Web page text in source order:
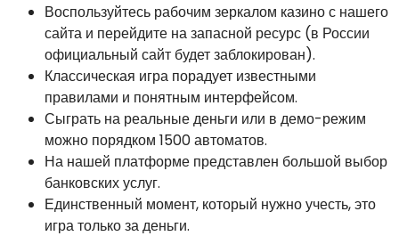
Воспользуйтесь рабочим зеркалом казино с нашего
сайта и перейдите на запасной ресурс (в России
официальный сайт будет заблокирован).
Классическая игра порадует известными
правилами и понятным интерфейсом.
Сыграть на реальные деньги или в демо-режим
можно порядком 1500 автоматов.
На нашей платформе представлен большой выбор
банковских услуг.
Единственный момент, который нужно учесть, это
игра только за деньги.